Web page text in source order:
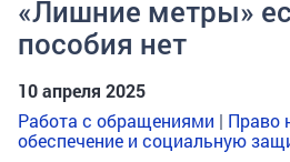
«Лишние метры»
пособия нет
10 апреля 2025
Работа с обращениями | Право
обеспечение и социальную